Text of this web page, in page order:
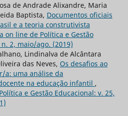
de Andrade Alixandre, Maria
Baptista, Documentos oficiais
e a teoria construtivista
on line de Política e Gestão
2, maio/ago. (2019)
Lindinalva de Alcântara
das Neves, Os desafios ao
a: uma análise da
na educação infantil ,
e Gestão Educacional: v. 25,